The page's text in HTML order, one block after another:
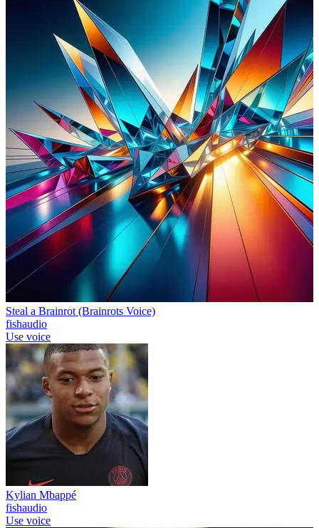
Steal a Brainrot (Brainrots Voice)
fishaudio
Use voice
Kylian Mbappé
fishaudio
Use voice